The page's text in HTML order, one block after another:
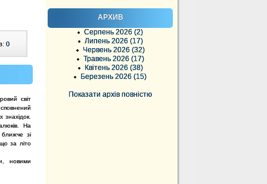
АРХИВ
Серпень 2026 (2)
Липень 2026 (17)
Червень 2026 (32)
Травень 2026 (17)
Квітень 2026 (38)
Березень 2026 (15)
Показати архів повністю
0
світ
знахідок.
На
ближче зі
за літо
новими